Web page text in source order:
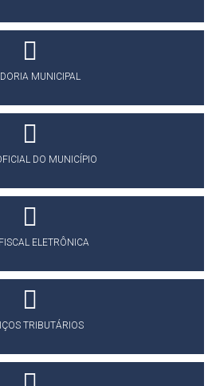
MUNICIPAL
DO MUNICÍPIO
ELETRÔNICA
TRIBUTÁRIOS